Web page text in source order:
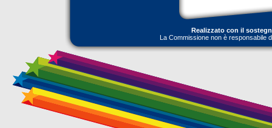
Realizzato con il
La Commissione non è responsabile